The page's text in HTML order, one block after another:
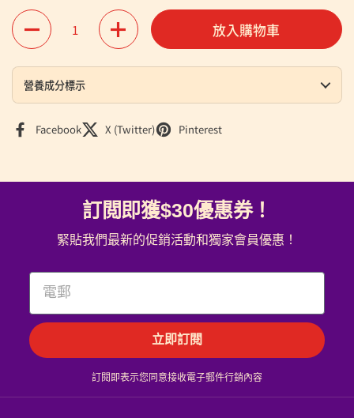
數量
放入購物車
營養成分標示
Facebook X (Twitter) Pinterest
訂閲即獲$30優惠券！
緊貼我們最新的促銷活動和獨家會員優惠！
Email
立即訂閱
訂閱即表示您同意接收電子郵件行銷內容